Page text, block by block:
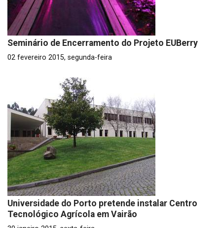
Seminário de Encerramento do Projeto EUBerry
02 fevereiro 2015, segunda-feira
Universidade do Porto pretende instalar Centro
Tecnológico Agrícola em Vairão